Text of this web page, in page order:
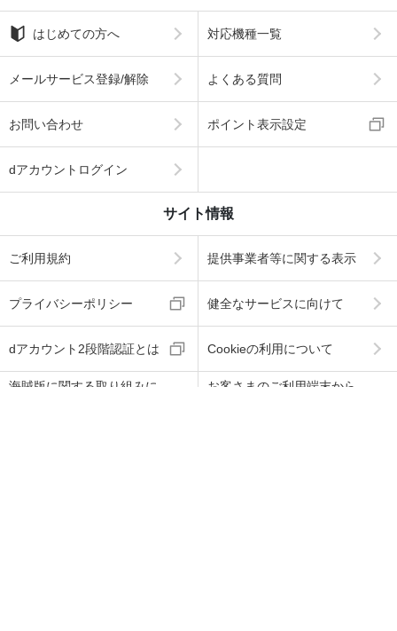
はじめての方へ 対応機種一覧
メールサービス登録/解除 よくある質問
お問い合わせ ポイント表示設定
dアカウントログイン
サイト情報
ご利用規約 提供事業者等に関する表示
プライバシーポリシー 健全なサービスに向けて
dアカウント2段階認証とは Cookieの利用について
海賊版に関する取り組みに
お客さまのご利用端末から